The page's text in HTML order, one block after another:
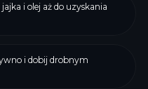
i olej aż do uzyskania
i dobij drobnym